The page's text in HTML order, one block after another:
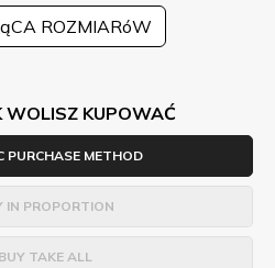
ROZMIARóW
WOLISZ KUPOWAĆ
PURCHASE METHOD
IN PROPORTION
BUY TAKE ALL